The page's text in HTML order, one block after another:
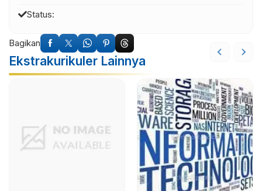
Status:
Bagikan
Ekstrakurikuler Lainnya